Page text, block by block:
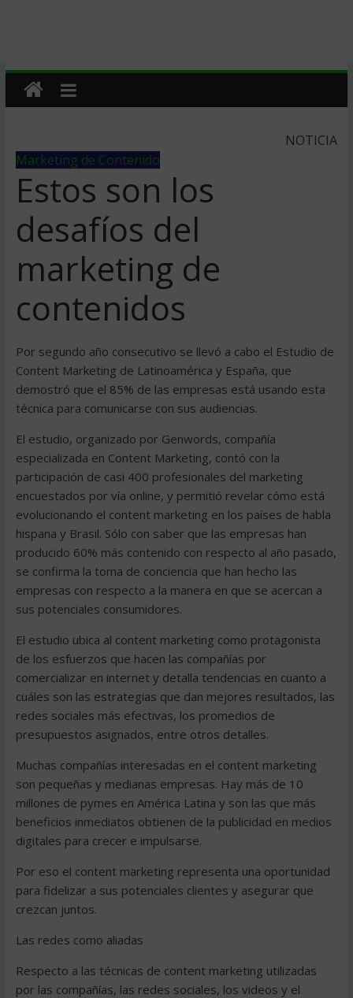
NOTICIA
Marketing de Contenido
Estos son los
desafíos del
marketing de
contenidos
Por segundo año consecutivo se llevó a cabo el Estudio de
Content Marketing de Latinoamérica y España, que
demostró que el 85% de las empresas está usando esta
técnica para comunicarse con sus audiencias.
El estudio, organizado por Genwords, compañía
especializada en Content Marketing, contó con la
participación de casi 400 profesionales del marketing
encuestados por vía online, y permitió revelar cómo está
evolucionando el content marketing en los países de habla
hispana y Brasil. Sólo con saber que las empresas han
producido 60% más contenido con respecto al año pasado,
se confirma la toma de conciencia que han hecho las
empresas con respecto a la manera en que se acercan a
sus potenciales consumidores.
El estudio ubica al content marketing como protagonista
de los esfuerzos que hacen las compañías por
comercializar en internet y detalla tendencias en cuanto a
cuáles son las estrategias que dan mejores resultados, las
redes sociales más efectivas, los promedios de
presupuestos asignados, entre otros detalles.
Muchas compañías interesadas en el content marketing
son pequeñas y medianas empresas. Hay más de 10
millones de pymes en América Latina y son las que más
beneficios inmediatos obtienen de la publicidad en medios
digitales para crecer e impulsarse.
Por eso el content marketing representa una oportunidad
para fidelizar a sus potenciales clientes y asegurar que
crezcan juntos.
Las redes como aliadas
Respecto a las técnicas de content marketing utilizadas
por las compañías, las redes sociales, los videos y el